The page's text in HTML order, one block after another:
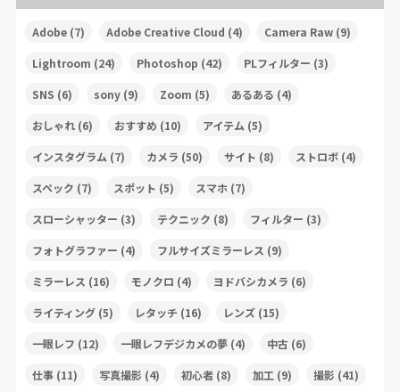
Adobe(7) Adobe Creative Cloud (4) Camera Raw(9)
Lightroom (24) Photoshop (42) PLフィルター (3)
SNS (6) sony(9) Zoom (5) あるある (4)
おしゃれ(6) おすすめ (10) アイテム (5)
インスタグラム (7) カメラ (50) サイト (8) ストロボ(4)
スペック (7) スポット (5) スマホ(7)
スローシャッター (3) テクニック (8) フィルター (3)
フォトグラファー (4) フルサイズミラーレス (9)
ミラーレス (16) モノクロ (4) ヨドバシカメラ (6)
ライティング(5) レタッチ (16) レンズ(15)
一眼レフ (12) 一眼レフデジカメの夢(4) 中古(6)
仕事(11) 写真撮影 (4) 初心者(8) 加工 (9) 撮影 (41)